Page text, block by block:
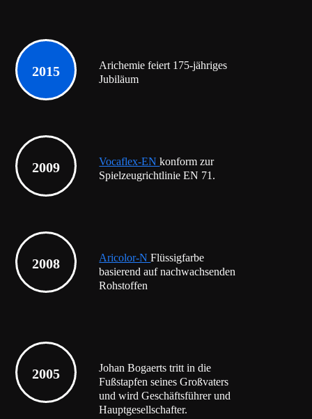
2015
Arichemie feiert 175-jähriges
Jubiläum
2009 Vocaflex-ENkonform zur
Spielzeugrichtlinie EN 71.
2008 Aricolor-NFlüssigfarbe
basierend auf nachwachsenden
Rohstoffen
2005
Johan Bogaerts tritt in die
Fußstapfen seines Großvaters
und wird Geschäftsführer und
Hauptgesellschafter.